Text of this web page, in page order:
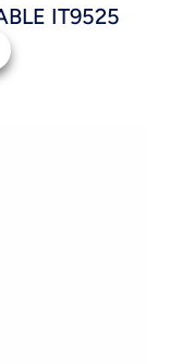
IT9525